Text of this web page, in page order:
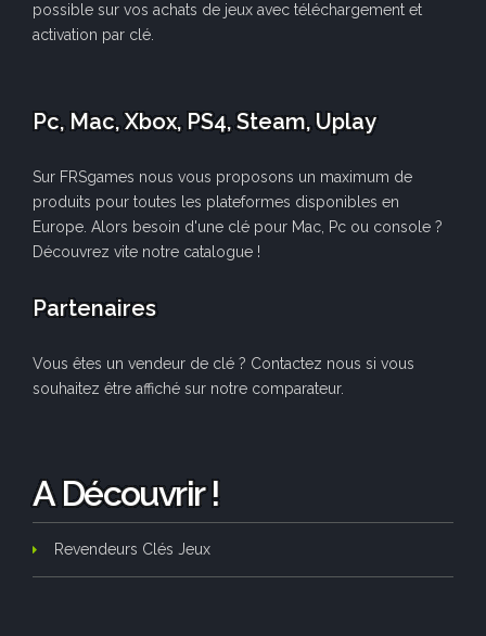
possible sur vos achats de jeux avec téléchargement et
activation par clé.
Pc, Mac, Xbox, PS4, Steam, Uplay
Sur FRSgames nous vous proposons un maximum de
produits pour toutes les plateformes disponibles en
Europe. Alors besoin d'une clé pour Mac, Pc ou console ?
Découvrez vite notre catalogue !
Partenaires
Vous êtes un vendeur de clé ? Contactez nous si vous
souhaitez être affiché sur notre comparateur.
A Découvrir !
Revendeurs Clés Jeux